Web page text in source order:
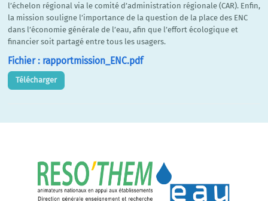
l’échelon régional via le comité d’administration régionale (CAR). Enfin,
la mission souligne l’importance de la question de la place des ENC
dans l’économie générale de l’eau, afin que l’effort écologique et
financier soit partagé entre tous les usagers.
Fichier : rapportmission_ENC.pdf
Télécharger